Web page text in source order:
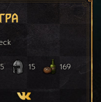
15 169